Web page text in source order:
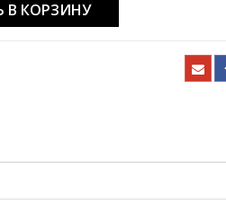
В КОРЗИНУ